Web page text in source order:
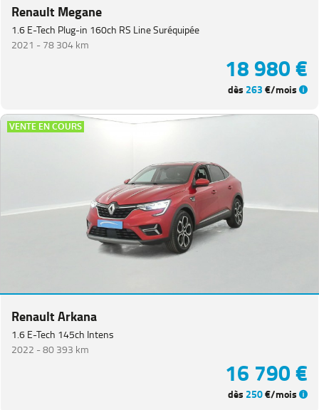
Renault Megane
1.6 E-Tech Plug-in 160ch RS Line Suréquipée
2021 -78 304 km
18 980 €
dès 263€/mois
VENTE EN COURS
Renault Arkana
1.6 E-Tech 145ch Intens
2022 -80 393 km
16 790 €
dès 250€/mois